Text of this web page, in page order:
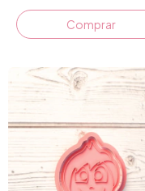
Comprar